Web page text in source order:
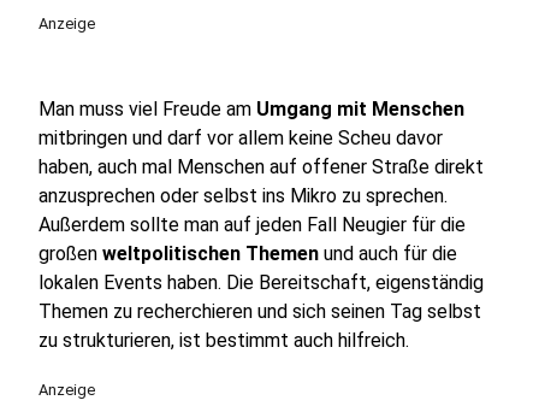
Anzeige
Man muss viel Freude am Umgang mit Menschen
mitbringen und darf vor allem keine Scheu davor
haben, auch mal Menschen auf offener Straße direkt
anzusprechen oder selbst ins Mikro zu sprechen.
Außerdem sollte man auf jeden Fall Neugier für die
großen weltpolitischen Themen und auch für die
lokalen Events haben. Die Bereitschaft, eigenständig
Themen zu recherchieren und sich seinen Tag selbst
zu strukturieren, ist bestimmt auch hilfreich.
Anzeige